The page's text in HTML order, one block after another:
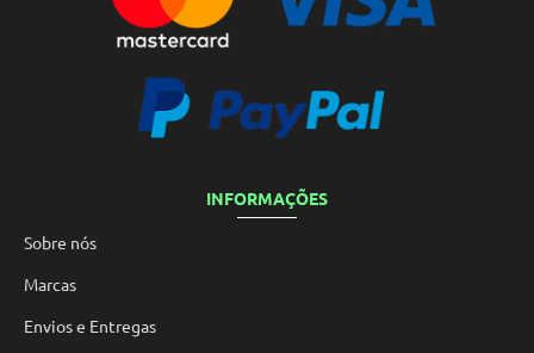
INFORMAÇÕES
Sobre nós
Marcas
Envios e Entregas